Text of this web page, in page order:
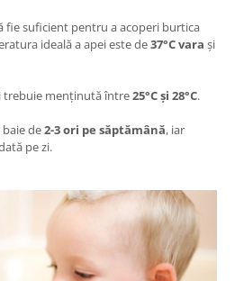
furtun
fie suficient pentru a acoperi burtica
ideală a apei este de37°C vara și
trebuie menținută între25°C și 28°C.
de2-3 ori pe săptămână, iar
pe zi.